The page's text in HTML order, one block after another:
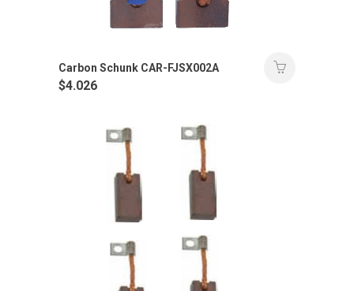
Carbon Schunk CAR-FJSX002A
$4.026